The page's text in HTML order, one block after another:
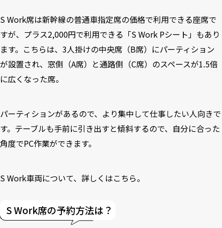
S Work席は新幹線の普通車指定席の価格で利用できる座席で
すが、プラス2,000円で利用できる「S Work Pシート」もあり
ます。こちらは、3人掛けの中央席（B席）にパーティション
が設置され、窓側（A席）と通路側（C席）のスペースが1.5倍
に広くなった席。
パーティションがあるので、より集中して仕事したい人向きで
す。テーブルも手前に引き出すと傾斜するので、自分に合った
角度でPC作業ができます。
S Work車両について、詳しくはこちら。
S Work席の予約方法は？